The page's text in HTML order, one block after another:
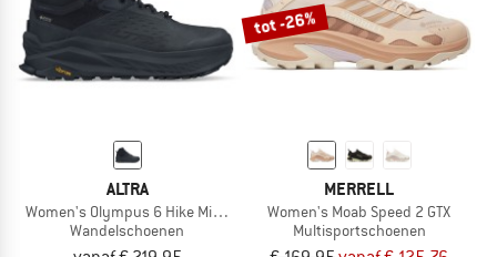
ALTRA
Women's Olympus 6 Hike Mid GTX
Wandelschoenen
tot -26%
MERRELL
Women's Moab Speed 2 GTX
Multisportschoenen